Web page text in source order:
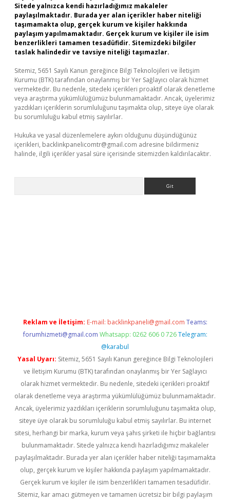
Sitede yalnızca kendi hazırladığımız makaleler
paylaşılmaktadır. Burada yer alan içerikler haber niteliği
taşımamakta olup, gerçek kurum ve kişiler hakkında
paylaşım yapılmamaktadır. Gerçek kurum ve kişiler ile isim
benzerlikleri tamamen tesadüfidir. Sitemizdeki bilgiler
taslak halindedir ve tavsiye niteliği taşımazlar.
Sitemiz, 5651 Sayılı Kanun gereğince Bilgi Teknolojileri ve İletişim
Kurumu (BTK) tarafından onaylanmış bir Yer Sağlayıcı olarak hizmet
vermektedir. Bu nedenle, sitedeki içerikleri proaktif olarak denetleme
veya araştırma yükümlülüğümüz bulunmamaktadır. Ancak, üyelerimiz
yazdıkları içeriklerin sorumluluğunu taşımakta olup, siteye üye olarak
bu sorumluluğu kabul etmiş sayılırlar.
Hukuka ve yasal düzenlemelere aykırı olduğunu düşündüğünüz
içerikleri, backlinkpanelicomtr@gmail.com adresine bildirmeniz
halinde, ilgili içerikler yasal süre içerisinde sitemizden kaldırılacaktır.
Reklam ve İletişim: E-mail: backlinkpaneli@gmail.com Teams:
forumhizmeti@gmail.com Whatsapp: 0262 606 0 726 Telegram:
@karabul
Yasal Uyarı: Sitemiz, 5651 Sayılı Kanun gereğince Bilgi Teknolojileri
ve İletişim Kurumu (BTK) tarafından onaylanmış bir Yer Sağlayıcı
olarak hizmet vermektedir. Bu nedenle, sitedeki içerikleri proaktif
olarak denetleme veya araştırma yükümlülüğümüz bulunmamaktadır.
Ancak, üyelerimiz yazdıkları içeriklerin sorumluluğunu taşımakta olup,
siteye üye olarak bu sorumluluğu kabul etmiş sayılırlar. Bu internet
sitesi, herhangi bir marka, kurum veya şahıs şirketi ile hiçbir bağlantısı
bulunmamaktadır. Sitede yalnızca kendi hazırladığımız makaleler
paylaşılmaktadır. Burada yer alan içerikler haber niteliği taşımamakta
olup, gerçek kurum ve kişiler hakkında paylaşım yapılmamaktadır.
Gerçek kurum ve kişiler ile isim benzerlikleri tamamen tesadüfidir.
Sitemiz, kar amacı gütmeyen ve tamamen ücretsiz bir bilgi paylaşım